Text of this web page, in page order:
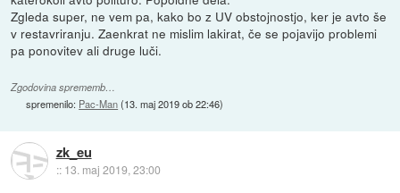
Zgleda super, ne vem pa, kako bo z UV obstojnostjo, ker je avto še
v restavriranju. Zaenkrat ne mislim lakirat, če se pojavijo problemi
pa ponovitev ali druge luči.
Zgodovina sprememb…
spremenilo: Pac-Man(13. maj 2019 ob 22:46)
zk_eu
:: 13. maj 2019, 23:00